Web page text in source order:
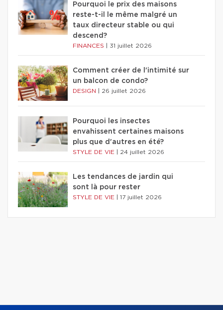
Pourquoi le prix des maisons
reste-t-il le même malgré un
taux directeur stable ou qui
descend?
FINANCES 31 juillet 2026
Comment créer de l'intimité sur
un balcon de condo?
DESIGN 26 juillet 2026
Pourquoi les insectes
envahissent certaines maisons
plus que d'autres en été?
STYLE DE VIE 24 juillet 2026
Les tendances de jardin qui
sont là pour rester
STYLE DE VIE 17 juillet 2026